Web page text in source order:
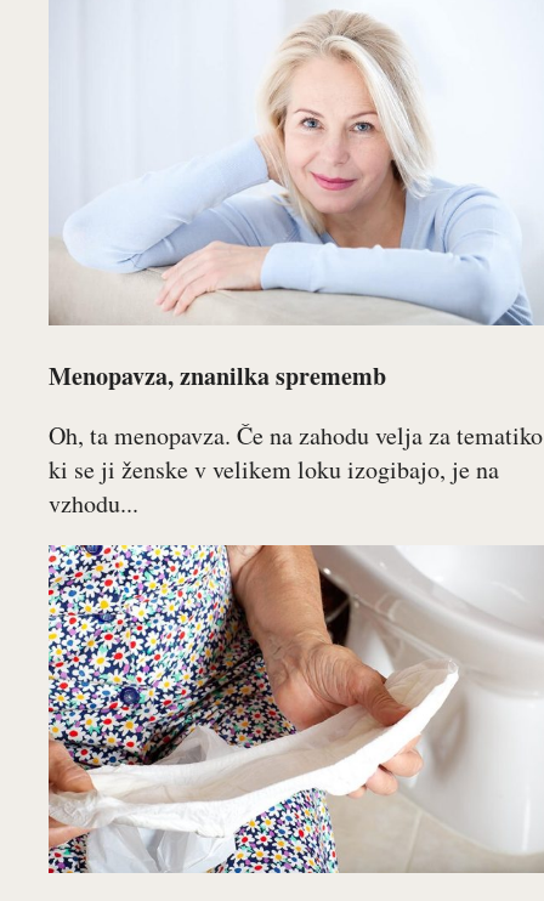
Menopavza, znanilka sprememb
Oh, ta menopavza. Če na zahodu velja za
ki se ji ženske v velikem loku izogibajo, je na
vzhodu...